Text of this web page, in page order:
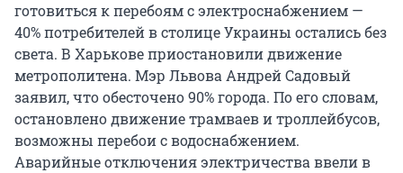
готовиться к перебоям с электроснабжением —
40% потребителей в столице Украины остались без
света. В Харькове приостановили движение
метрополитена. Мэр Львова Андрей Садовый
заявил, что обесточено 90% города. По его словам,
остановлено движение трамваев и троллейбусов,
возможны перебои с водоснабжением.
Аварийные отключения электричества ввели в